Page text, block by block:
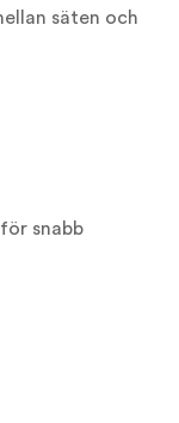
säten och
snabb